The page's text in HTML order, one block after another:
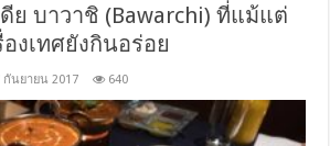
ย บาวาชิ (Bawarchi) ที่แม้แต่
งเทศยังกินอร่อย
กันยายน 2017 640